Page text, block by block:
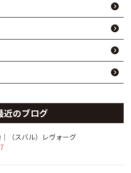
近のブログ
（スバル）レヴォーグ